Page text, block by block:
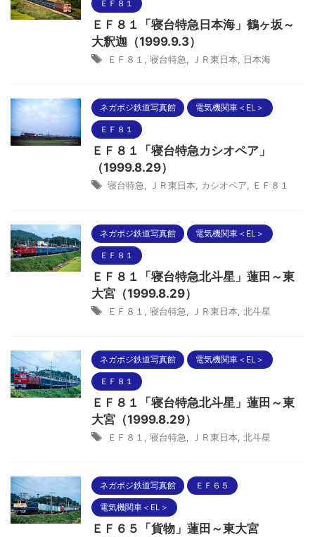
ＥＦ８１
ＥＦ８１「寝台特急日本海」鶴ヶ坂～
大釈迦（1999.9.3）
ＥＦ８１ 寝台特急 ＪＲ東日本 日本海
ネガポジ鉄道写真館 電気機関車＜EL＞
ＥＦ８１
ＥＦ８１「寝台特急カシオペア」
（1999.8.29）
寝台特急 ＪＲ東日本 カシオペア ＥＦ８１
ネガポジ鉄道写真館 電気機関車＜EL＞
ＥＦ８１
ＥＦ８１「寝台特急北斗星」蓮田～東
大宮（1999.8.29）
ＥＦ８１ 寝台特急 ＪＲ東日本 北斗星
ネガポジ鉄道写真館 電気機関車＜EL＞
ＥＦ８１
ＥＦ８１「寝台特急北斗星」蓮田～東
大宮（1999.8.29）
ＥＦ８１ 寝台特急 ＪＲ東日本 北斗星
ネガポジ鉄道写真館 ＥＦ６５
電気機関車＜EL＞
ＥＦ６５「貨物」蓮田～東大宮